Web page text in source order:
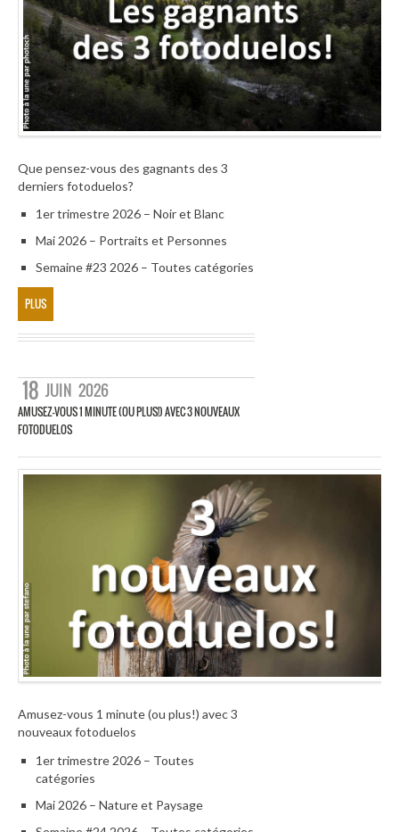
Que pensez-vous des gagnants des 3
derniers fotoduelos?
1er trimestre 2026 – Noir et Blanc
Mai 2026 – Portraits et Personnes
Semaine #23 2026 – Toutes catégories
PLUS
18 JUIN 2026
AMUSEZ-VOUS 1 MINUTE (OU PLUS!) AVEC 3 NOUVEAUX
FOTODUELOS
Amusez-vous 1 minute (ou plus!) avec 3
nouveaux fotoduelos
1er trimestre 2026 – Toutes
catégories
Mai 2026 – Nature et Paysage